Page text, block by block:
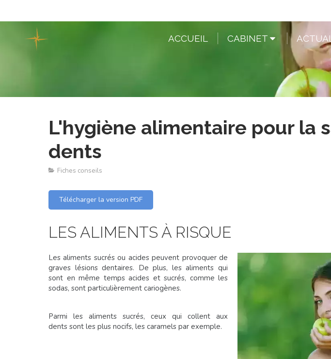
ACCUEIL CABINET
L'hygiène alimentaire pour la
dents
Fiches conseils
Télécharger la version PDF
LES ALIMENTS À RISQUE
Les aliments sucrés ou acides peuvent provoquer de
graves lésions dentaires. De plus, les aliments qui
sont en même temps acides et sucrés, comme les
sodas, sont particulièrement cariogènes.
Parmi les aliments sucrés, ceux qui collent aux
dents sont les plus nocifs, les caramels par exemple.